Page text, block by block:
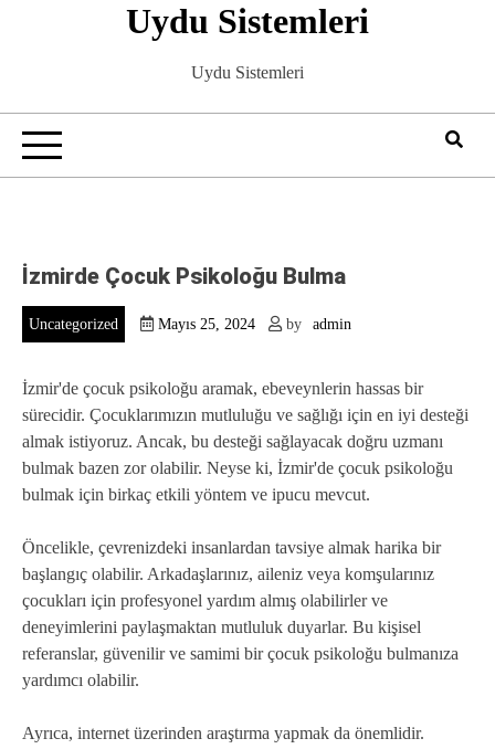
Uydu Sistemleri
Uydu Sistemleri
İzmirde Çocuk Psikoloğu Bulma
Uncategorized Mayıs 25, 2024 by admin
İzmir'de çocuk psikoloğu aramak, ebeveynlerin hassas bir
sürecidir. Çocuklarımızın mutluluğu ve sağlığı için en iyi desteği
almak istiyoruz. Ancak, bu desteği sağlayacak doğru uzmanı
bulmak bazen zor olabilir. Neyse ki, İzmir'de çocuk psikoloğu
bulmak için birkaç etkili yöntem ve ipucu mevcut.
Öncelikle, çevrenizdeki insanlardan tavsiye almak harika bir
başlangıç olabilir. Arkadaşlarınız, aileniz veya komşularınız
çocukları için profesyonel yardım almış olabilirler ve
deneyimlerini paylaşmaktan mutluluk duyarlar. Bu kişisel
referanslar, güvenilir ve samimi bir çocuk psikoloğu bulmanıza
yardımcı olabilir.
Ayrıca, internet üzerinden araştırma yapmak da önemlidir.